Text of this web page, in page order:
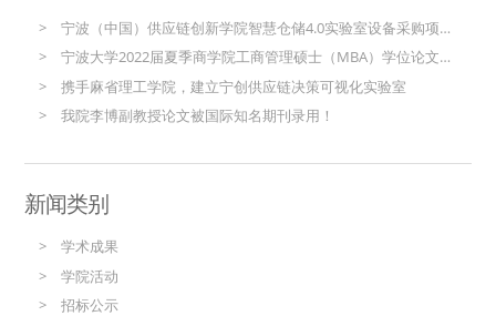
宁波（中国）供应链创新学院智慧仓储4.0实验室设备采购项目（重新招标）招标公告
宁波大学2022届夏季商学院工商管理硕士（MBA）学位论文答辩（供应链方向）公告
携手麻省理工学院，建立宁创供应链决策可视化实验室
我院李博副教授论文被国际知名期刊录用！
新闻类别
学术成果
学院活动
招标公示